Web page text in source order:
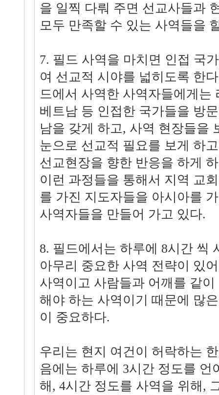
을 일찍 다뤄 주면 선교사들과
모두 만족할 수 있는 사역들을
7. 필드 사역을 마치면 인접 국
여 선교적 시야를 넓히도록 한
드에서 사역한 사역자들에게는
베트남 등 인접한 국가들을 방
남을 갖게 하고, 사역 현장들을
눈으로 선교적 필요를 보게 하
선교현장을 향한 반응을 하게
이런 과정들을 통해서 지역 교
를 가진 지도자들을 아시아를
사역자들을 만들어 가고 있다.
8. 필드에서는 하루에 8시간 씩
아무리 중요한 사역 전략이 있
사역이고 사람들과 어깨를 같
해야 하는 사역이기 때문에 많
이 중요하다.
우리는 현지 여건이 허락하는
음에는 하루에 3시간 정도를 언
해, 4시간 정도를 사역을 위해,